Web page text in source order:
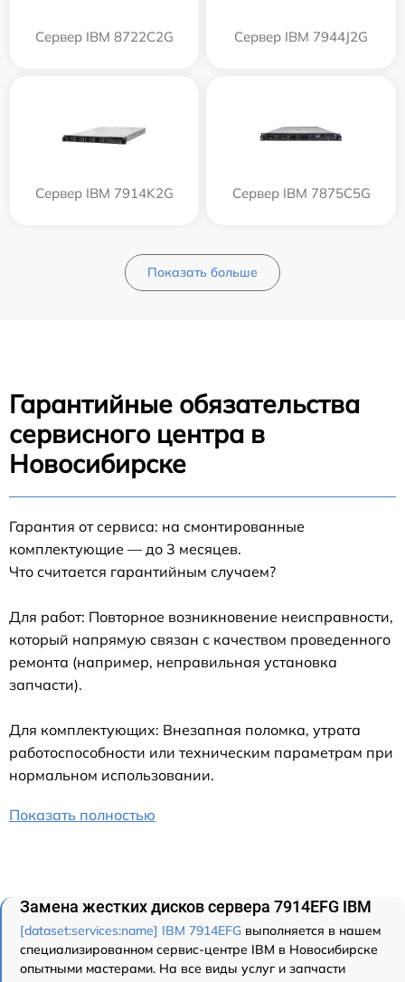
Сервер IBM 8722C2G Сервер IBM 7944J2G
Сервер IBM 7914K2G Сервер IBM 7875C5G
Показать больше
Гарантийные обязательства
сервисного центра в
Новосибирске
Гарантия от сервиса: на смонтированные
комплектующие — до 3 месяцев.
Что считается гарантийным случаем?
Для работ: Повторное возникновение неисправности,
который напрямую связан с качеством проведенного
ремонта (например, неправильная установка
запчасти).
Для комплектующих: Внезапная поломка, утрата
работоспособности или техническим параметрам при
нормальном использовании.
Показать полностью
Замена жестких дисков сервера 7914EFG IBM
[dataset:services:name] IBM 7914EFG выполняется в нашем
специализированном сервис-центре IBM в Новосибирске
опытными мастерами. На все виды услуг и запчасти